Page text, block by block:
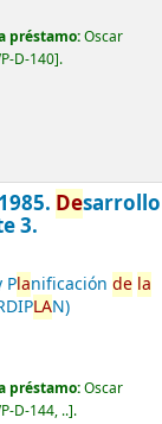
préstamo:Oscar
D-140 .
Desarrollo
3.
Planificación de la
LAN)
préstamo:Oscar
D-144, .. .